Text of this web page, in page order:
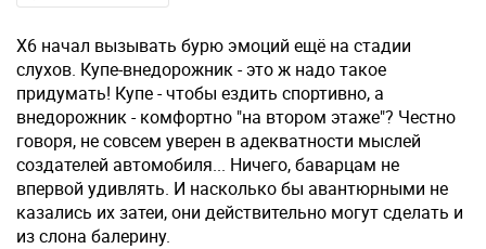
X6 начал вызывать бурю эмоций ещё на стадии
слухов. Купе-внедорожник - это ж надо такое
придумать! Купе - чтобы ездить спортивно, а
внедорожник - комфортно "на втором этаже"? Честно
говоря, не совсем уверен в адекватности мыслей
создателей автомобиля... Ничего, баварцам не
впервой удивлять. И насколько бы авантюрными не
казались их затеи, они действительно могут сделать и
из слона балерину.